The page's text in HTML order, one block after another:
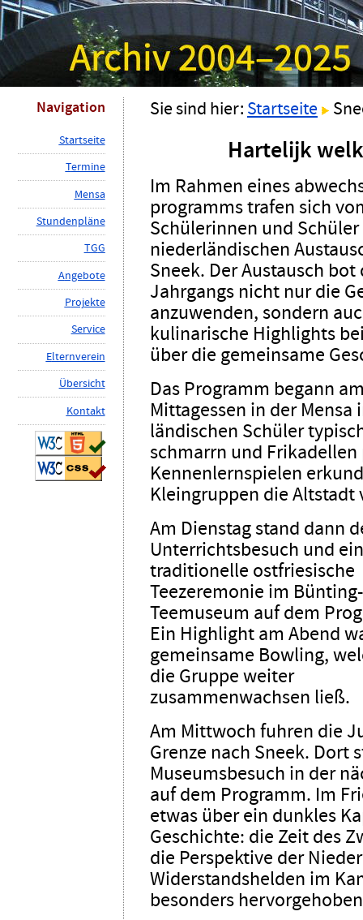
Navigation
Startseite
Termine
Mensa
Stundenpläne
TGG
Angebote
Projekte
Service
Elternverein
Übersicht
Kontakt
Sie sind hier: Startseite
Hartelijk
Im Rahmen eines
programms trafen sich
Schülerinnen und
niederländischen
Sneek. Der Austausch
Jahrgangs nicht nur die
anzuwenden, sondern
kulinarische Highlights
über die gemeinsame
Das Programm begann
Mittagessen in der
ländischen Schüler
schmarrn und
Kennenlern­spielen
Kleingruppen die Altstadt
Am Dienstag stand dann
Unterrichts­besuch und
traditionelle ostfriesische
Teezeremonie im Bünting-
Teemuseum auf dem
Ein Highlight am Abend
gemeinsame Bowling,
die Gruppe weiter
zusammenwachsen ließ.
Am Mittwoch fuhren die
Grenze nach Sneek.
Museums­besuch in der
auf dem Programm. Im
etwas über ein dunkles
Geschichte: die Zeit des
die Perspektive der
Widerstands­helden im
besonders